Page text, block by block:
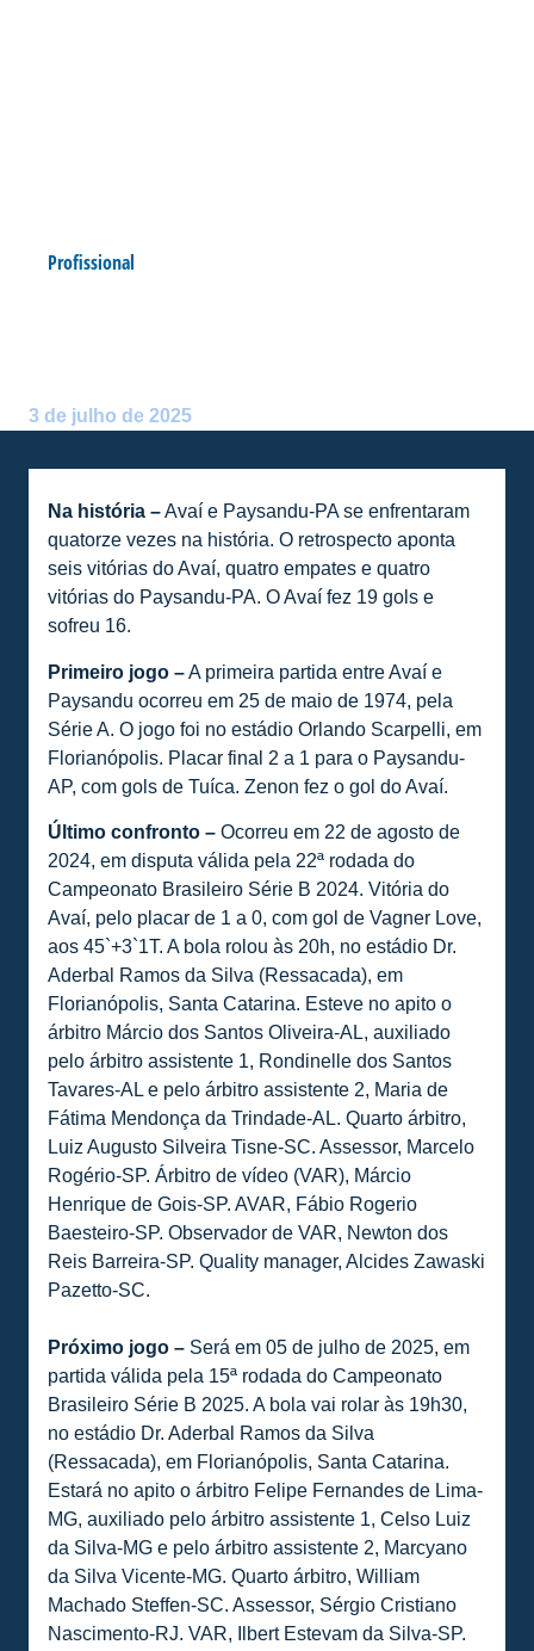
Profissional
3 de julho de 2025
Na história –Avaí e Paysandu-PA se enfrentaram
quatorze vezes na história. O retrospecto aponta
seis vitórias do Avaí, quatro empates e quatro
vitórias do Paysandu-PA. O Avaí fez 19 gols e
sofreu 16.
Primeiro jogo –A primeira partida entre Avaí e
Paysandu ocorreu em 25 de maio de 1974, pela
Série A. O jogo foi no estádio Orlando Scarpelli, em
Florianópolis. Placar final 2 a 1 para o Paysandu-
AP, com gols de Tuíca. Zenon fez o gol do Avaí.
Último confronto – Ocorreu em 22 de agosto de
2024, em disputa válida pela 22ª rodada do
Campeonato Brasileiro Série B 2024. Vitória do
Avaí, pelo placar de 1 a 0, com gol de Vagner Love,
aos 45`+3`1T. A bola rolou às 20h, no estádio Dr.
Aderbal Ramos da Silva (Ressacada), em
Florianópolis, Santa Catarina. Esteve no apito o
árbitro Márcio dos Santos Oliveira-AL, auxiliado
pelo árbitro assistente 1, Rondinelle dos Santos
Tavares-AL e pelo árbitro assistente 2, Maria de
Fátima Mendonça da Trindade-AL. Quarto árbitro,
Luiz Augusto Silveira Tisne-SC. Assessor, Marcelo
Rogério-SP. Árbitro de vídeo (VAR), Márcio
Henrique de Gois-SP. AVAR, Fábio Rogerio
Baesteiro-SP. Observador de VAR, Newton dos
Reis Barreira-SP. Quality manager, Alcides Zawaski
Pazetto-SC.
Próximo jogo – Será em 05 de julho de 2025, em
partida válida pela 15ª rodada do Campeonato
Brasileiro Série B 2025. A bola vai rolar às 19h30,
no estádio Dr. Aderbal Ramos da Silva
(Ressacada), em Florianópolis, Santa Catarina.
Estará no apito o árbitro Felipe Fernandes de Lima-
MG, auxiliado pelo árbitro assistente 1, Celso Luiz
da Silva-MG e pelo árbitro assistente 2, Marcyano
da Silva Vicente-MG. Quarto árbitro, William
Machado Steffen-SC. Assessor, Sérgio Cristiano
Nascimento-RJ. VAR, Ilbert Estevam da Silva-SP.